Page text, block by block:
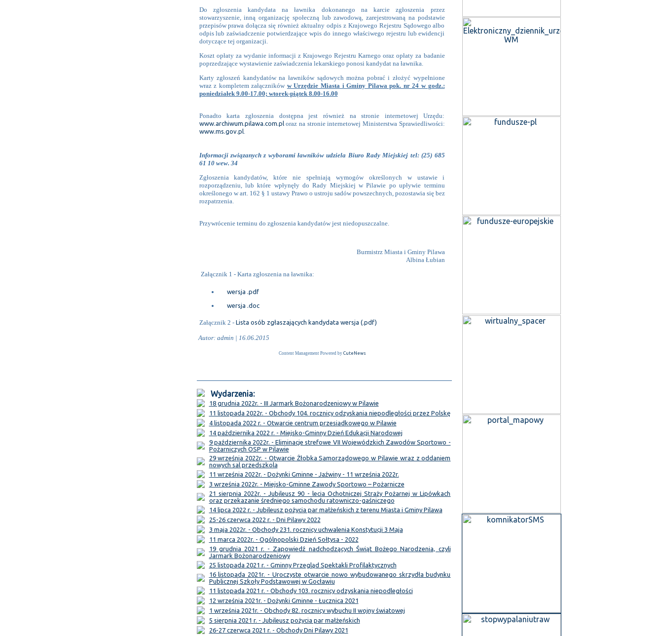
Do zgłoszenia kandydata na ławnika dokonanego na karcie zgłoszenia przez
stowarzyszenie, inną organizację społeczną lub zawodową, zarejestrowaną na podstawie
przepisów prawa dołącza się również aktualny odpis z Krajowego Rejestru Sądowego albo
odpis lub zaświadczenie potwierdzające wpis do innego właściwego rejestru lub ewidencji
dotyczące tej organizacji.
Koszt opłaty za wydanie informacji z Krajowego Rejestru Karnego oraz opłaty za badanie
poprzedzające wystawienie zaświadczenia lekarskiego ponosi kandydat na ławnika.
Karty zgłoszeń kandydatów na ławników sądowych można pobrać i złożyć wypełnione
wraz z kompletem załączników w Urzędzie Miasta i Gminy Pilawa pok. nr 24 w godz.:
poniedziałek 9.00-17.00; wtorek-piątek 8.00-16.00
Ponadto karta zgłoszenia dostępna jest również na stronie internetowej Urzędu:
www.archiwum.pilawa.com.ploraz na stronie internetowej Ministerstwa Sprawiedliwości:
www.ms.gov.pl.
Informacji związanych z wyborami ławników udziela Biuro Rady Miejskiej tel: (25) 685
61 10 wew. 34
Zgłoszenia kandydatów, które nie spełniają wymogów określonych w ustawie i
rozporządzeniu, lub które wpłynęły do Rady Miejskiej w Pilawie po upływie terminu
określonego w art. 162 § 1 ustawy Prawo o ustroju sadów powszechnych, pozostawia się bez
rozpatrzenia.
Przywrócenie terminu do zgłoszenia kandydatów jest niedopuszczalne.
Burmistrz Miasta i Gminy Pilawa
Albina Łubian
Załącznik 1 - Karta zgłoszenia na ławnika:
wersja .pdf
wersja .doc
Załącznik 2 - Lista osób zgłaszających kandydata wersja (.pdf)
Autor: admin | 16.06.2015
Content Management Powered by CuteNews
Wydarzenia:
18 grudnia 2022r. - III Jarmark Bożonarodzeniowy w Pilawie
11 listopada 2022r. - Obchody 104. rocznicy odzyskania niepodległości przez Polskę
4 listopada 2022 r. - Otwarcie centrum przesiadkowego w Pilawie
14 października 2022 r. - Miejsko-Gminny Dzień Edukacji Narodowej
9 października 2022r. - Eliminacje strefowe VII Wojewódzkich Zawodów Sportowo -
Pożarniczych OSP w Pilawie
29 września 2022r. - Otwarcie Żłobka Samorządowego w Pilawie wraz z oddaniem
nowych sal przedszkola
11 września 2022r. - Dożynki Gminne - Jaźwiny - 11 września 2022r.
3 września 2022r. - Miejsko-Gminne Zawody Sportowo – Pożarnicze
21 sierpnia 2022r. - Jubileusz 90 - lecia Ochotniczej Straży Pożarnej w Lipówkach
oraz przekazanie średniego samochodu ratowniczo-gaśniczego
14 lipca 2022 r. - Jubileusz pożycia par małżeńskich z terenu Miasta i Gminy Pilawa
25-26 czerwca 2022 r. - Dni Pilawy 2022
3 maja 2022r. - Obchody 231. rocznicy uchwalenia Konstytucji 3 Maja
11 marca 2022r. - Ogólnopolski Dzień Sołtysa - 2022
19 grudnia 2021 r. - Zapowiedź nadchodzących Świąt Bożego Narodzenia, czyli
Jarmark Bożonarodzeniowy
25 listopada 2021 r. - Gminny Przegląd Spektakli Profilaktycznych
16 listopada 2021r. - Uroczyste otwarcie nowo wybudowanego skrzydła budynku
Publicznej Szkoły Podstawowej w Gocławiu
11 listopada 2021 r. - Obchody 103. rocznicy odzyskania niepodległości
12 września 2021r. - Dożynki Gminne - Łucznica 2021
1 września 2021r. - Obchody 82. rocznicy wybuchu II wojny światowej
5 sierpnia 2021 r. - Jubileusz pożycia par małżeńskich
26-27 czerwca 2021 r. - Obchody Dni Pilawy 2021